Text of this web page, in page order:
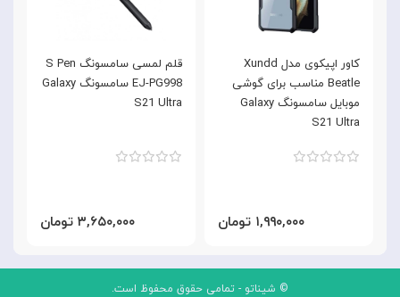
قلم لمسی سامسونگ S Pen
EJ-PG998 سامسونگ Galaxy
S21 Ultra
۳,۶۵۰,۰۰۰ تومان
کاور اپیکوی مدل Xundd
Beatle مناسب برای گوشی
موبایل سامسونگ Galaxy
S21 Ultra
۱,۹۹۰,۰۰۰ تومان
© شیناتو - تمامی حقوق محفوظ است.